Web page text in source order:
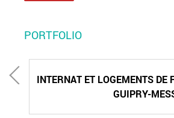
PORTFOLIO
INTERNAT ET LOGEMENTS DE
GUIPRY-